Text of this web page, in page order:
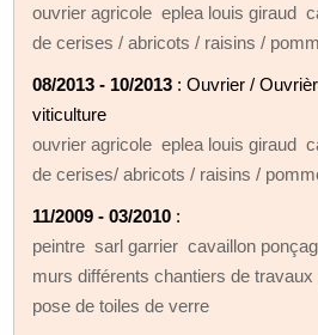
ouvrier agricole eplea louis giraud
de cerises / abricots / raisins /
08/2013 - 10/2013 : Ouvrier /
viticulture
ouvrier agricole eplea louis giraud
de cerises/ abricots / raisins /
11/2009 - 03/2010 :
peintre sarl garrier cavaillon
murs différents chantiers de
pose de toiles de verre